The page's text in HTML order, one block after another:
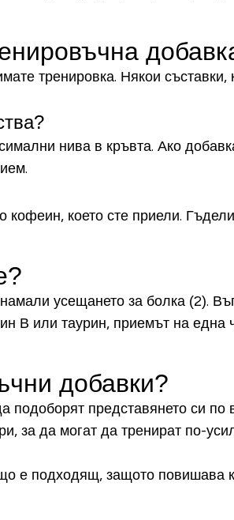
тренировка. Някои
нива в кръвта. Ако
което сте приели.
усещането за болка (2).
В или таурин, приемът на
добавки?
представянето си
за да могат да тренират по-
е подходящ, защото повишава